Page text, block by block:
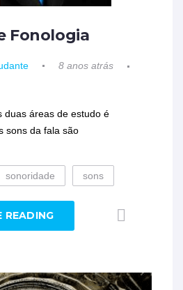
Fonologia
8 anos atrás
duas áreas de estudo é
sons da fala são
sonoridade sons
READING